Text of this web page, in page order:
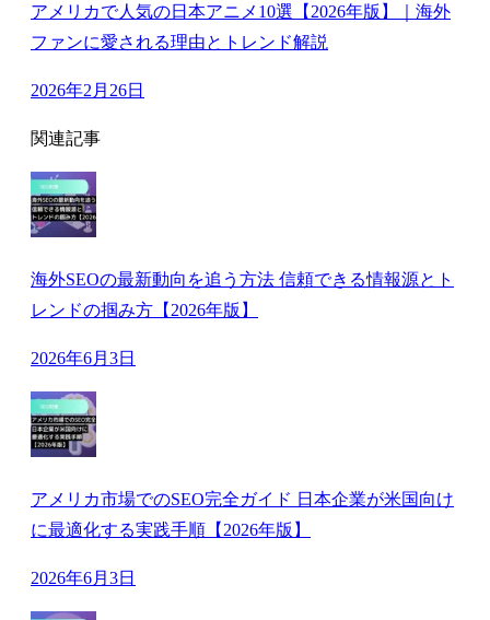
アメリカで人気の日本アニメ10選【2026年版】｜海外
ファンに愛される理由とトレンド解説
2026年2月26日
関連記事
海外SEOの最新動向を追う方法 信頼できる情報源とト
レンドの掴み方【2026年版】
2026年6月3日
アメリカ市場でのSEO完全ガイド 日本企業が米国向け
に最適化する実践手順【2026年版】
2026年6月3日